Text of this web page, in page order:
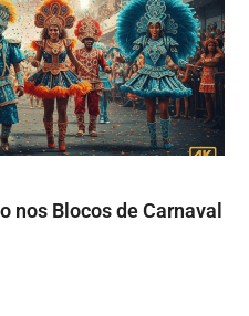
nos Blocos de Carnaval